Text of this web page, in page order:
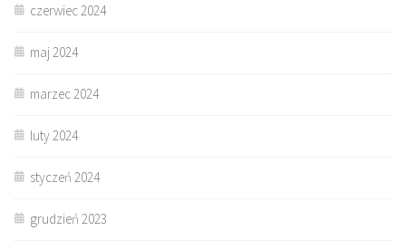
czerwiec 2024
maj 2024
marzec 2024
luty 2024
styczeń 2024
grudzień 2023